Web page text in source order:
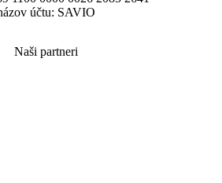
účtu: SAVIO
Naši partneri